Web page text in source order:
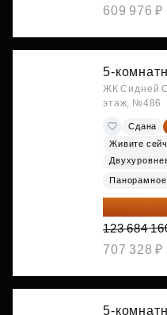
609 976 ₽
5-
ЖК Сидней
этаж, №486
Сдана
Живите
Панорамное
89 052
123 684
707 328 ₽
5-